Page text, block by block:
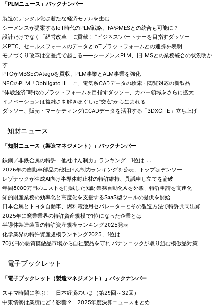
「PLMニュース」バックナンバー
製造のデジタル化は新たな経済モデルを生む
シーメンスが提案するIoT時代のPLM戦略、FAやMESとの統合も可能に？
設計だけでなく「経営改革」に貢献！ “ビジネス”パートナーを目指すダッソー
米PTC、セールスフォースのデータとIoTプラットフォームとの連携を表明
モノづくり改革は交差点で起こる――シーメンスPLM、旧LMSとの業務統合の状況明か
す
PTCがMBSEのAtegoを買収、PLM事業とALM事業を強化
NECのPLM「Obbligato III」に、電気系CADデータの検索・閲覧対応の新製品
“体験経済”時代のプラットフォームを目指すダッソー、カバー領域をさらに拡大
イノベーションは複雑さを解きほぐした“交点”から生まれる
ダッソー、販売・マーケティングにCADデータを活用する「3DXCITE」立ち上げ
知財ニュース
「知財ニュース（製造マネジメント）」バックナンバー
鉄鋼／非鉄金属の特許「他社けん制力」ランキング、1位は……
2025年の自動車部品の他社けん制力ランキングを公表、トップはデンソー
レゾナックが生成AI向け半導体封止材の特許維持、異議申し立てを論破
年間8000万円のコストを削減した知財業務自動化AIを外販、特許申請を高速化
知的財産業務の効率化と高度化を支援するSaaS型ツールの提供を開始
日本金属とトヨタ自動車、燃料電池用セパレーターとその製造方法で特許共同出願
2025年に窯業業界の特許資産規模で1位になった企業とは
半導体製造装置の特許資産規模ランキング2025発表
化学業界の特許資産規模ランキング2025、1位は
70兆円の悪質模倣品市場から自社製品を守れ パナソニックが取り組む模倣品対策
電子ブックレット
「電子ブックレット（製造マネジメント）」バックナンバー
スキマ時間に学ぶ！ 日本経済のいま（第29回～32回）
中東情勢は業績にどう影響？ 2025年度決算ニュースまとめ